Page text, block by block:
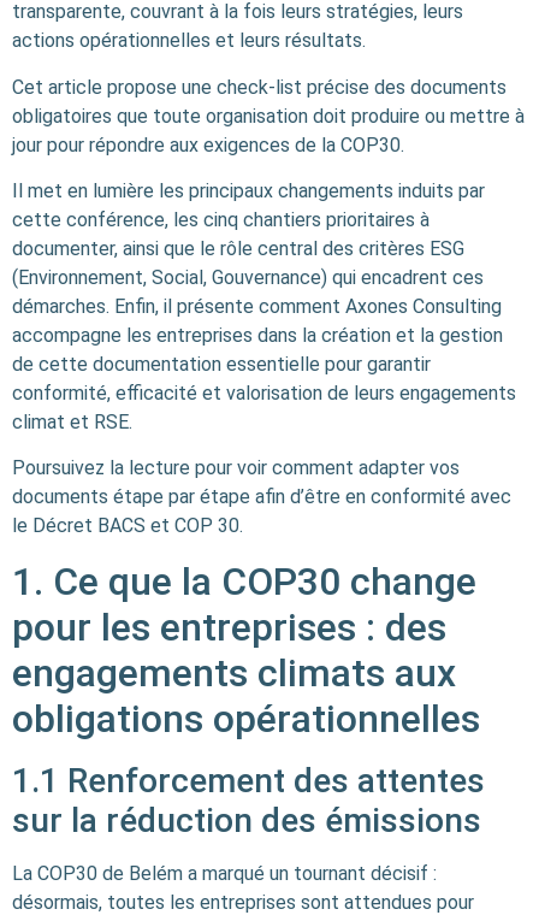
transparente, couvrant à la fois leurs stratégies, leurs
actions opérationnelles et leurs résultats.
Cet article propose une check‑list précise des documents
obligatoires que toute organisation doit produire ou mettre à
jour pour répondre aux exigences de la COP30.
Il met en lumière les principaux changements induits par
cette conférence, les cinq chantiers prioritaires à
documenter, ainsi que le rôle central des critères ESG
(Environnement, Social, Gouvernance) qui encadrent ces
démarches. Enfin, il présente comment Axones Consulting
accompagne les entreprises dans la création et la gestion
de cette documentation essentielle pour garantir
conformité, efficacité et valorisation de leurs engagements
climat et RSE.
​Poursuivez la lecture pour voir comment adapter vos
documents étape par étape afin d’être en conformité avec
le Décret BACS et COP 30.
1. Ce que la COP30 change
pour les entreprises : des
engagements climats aux
obligations opérationnelles
1.1 Renforcement des attentes
sur la réduction des émissions
La COP30 de Belém a marqué un tournant décisif :
désormais, toutes les entreprises sont attendues pour